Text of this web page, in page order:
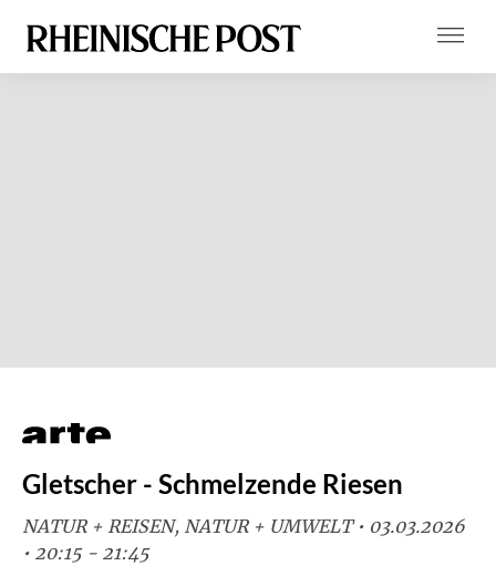
Gletscher - Schmelzende Riesen
NATUR + REISEN, NATUR + UMWELT • 03.03.2026
• 20:15 - 21:45